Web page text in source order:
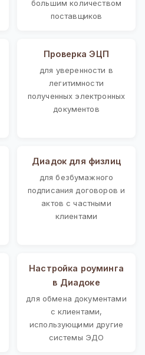
большим количеством
поставщиков
Проверка ЭЦП
для уверенности в
легитимности
полученных электронных
документов
Диадок для физлиц
для безбумажного
подписания договоров и
актов с частными
клиентами
Настройка роуминга
в Диадоке
для обмена документами
с клиентами,
использующими другие
системы ЭДО